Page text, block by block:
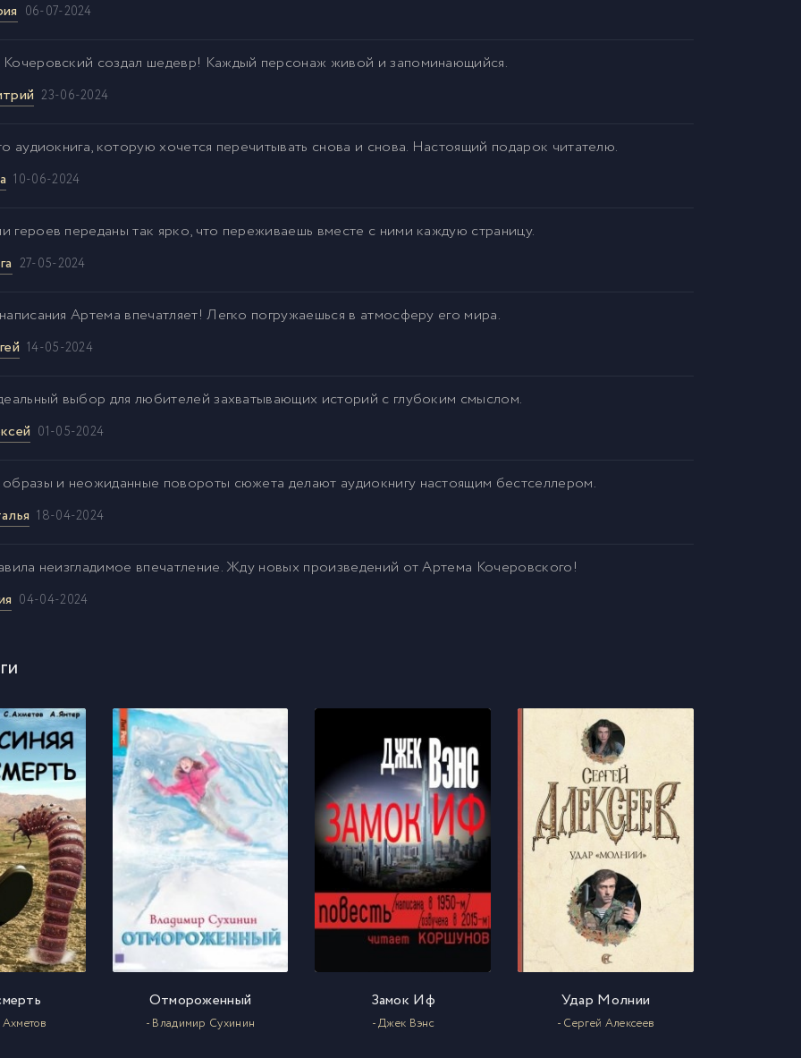
06-07-2024
создал шедевр! Каждый персонаж живой и запоминающийся.
23-06-2024
аудиокнига, которую хочется перечитывать снова и снова. Настоящий подарок читателю.
10-06-2024
героев переданы так ярко, что переживаешь вместе с ними каждую страницу.
27-05-2024
Артема впечатляет! Легко погружаешься в атмосферу его мира.
14-05-2024
выбор для любителей захватывающих историй с глубоким смыслом.
01-05-2024
и неожиданные повороты сюжета делают аудиокнигу настоящим бестселлером.
18-04-2024
неизгладимое впечатление. Жду новых произведений от Артема Кочеровского!
04-04-2024
Отмороженный
- Владимир Сухинин
Замок Иф
- Джек Вэнс
Удар Молнии
- Сергей Алексеев